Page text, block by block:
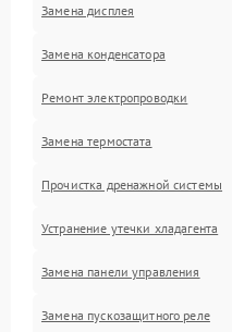
Замена дисплея
Замена конденсатора
Ремонт электропроводки
Замена термостата
Прочистка дренажной системы
Устранение утечки хладагента
Замена панели управления
Замена пускозащитного реле